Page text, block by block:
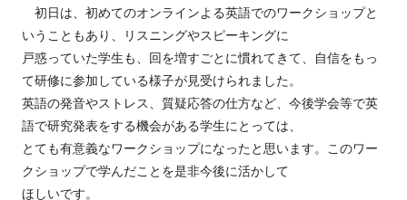
初日は、初めてのオンラインよる英語でのワークショップと
いうこともあり、リスニングやスピーキングに
戸惑っていた学生も、回を増すごとに慣れてきて、自信をもっ
て研修に参加している様子が見受けられました。
英語の発音やストレス、質疑応答の仕方など、今後学会等で英
語で研究発表をする機会がある学生にとっては、
とても有意義なワークショップになったと思います。このワー
クショップで学んだことを是非今後に活かして
ほしいです。